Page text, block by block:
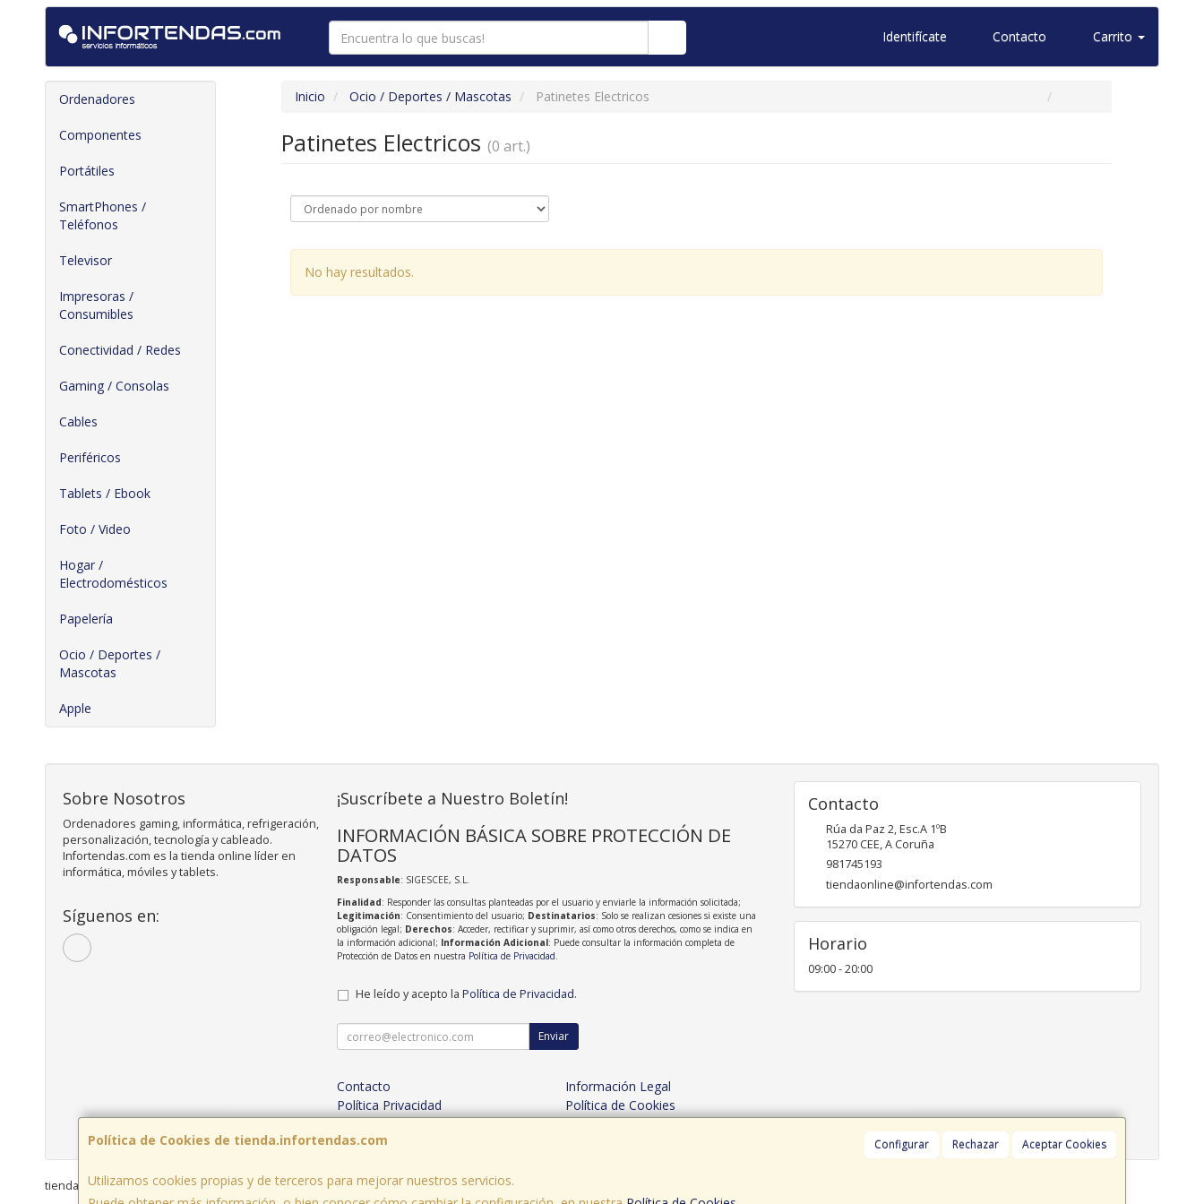
Identifícate Contacto Carrito
Ordenadores
Componentes
Portátiles
SmartPhones /
Teléfonos
Televisor
Impresoras /
Consumibles
Conectividad / Redes
Gaming / Consolas
Cables
Periféricos
Tablets / Ebook
Foto / Video
Hogar /
Electrodomésticos
Papelería
Ocio / Deportes /
Mascotas
Apple
Inicio Ocio / Deportes / Mascotas Patinetes Electricos
Patinetes Electricos (0 art.)
No hay resultados.
Política de Cookies de tienda.infortendas.com Configurar Rechazar Aceptar Cookies
Utilizamos cookies propias y de terceros para mejorar nuestros servicios.
Sobre Nosotros
Ordenadores gaming, informática, refrigeración,
personalización, tecnología y cableado.
Infortendas.com es la tienda online líder en
informática, móviles y tablets.
Síguenos en:
¡Suscríbete a Nuestro Boletín!
INFORMACIÓN BÁSICA SOBRE PROTECCIÓN DE
DATOS
Responsable: SIGESCEE, S.L.
Finalidad: Responder las consultas planteadas por el usuario y enviarle la información solicitada;
Legitimación: Consentimiento del usuario; Destinatarios: Solo se realizan cesiones si existe una
obligación legal; Derechos: Acceder, rectificar y suprimir, así como otros derechos, como se indica en
la información adicional; Información Adicional: Puede consultar la información completa de
Protección de Datos en nuestra Política de Privacidad.
He leído y acepto la Política de Privacidad.
Enviar
Contacto
Información Legal
Política Privacidad
Política de Cookies
Condiciones de Compra
Formas de Pago
Contacto
Rúa da Paz 2, Esc.A 1ºB
15270 CEE,A Coruña
981745193
tiendaonline@infortendas.com
Horario
09:00 - 20:00
tienda.infortendas.com © 2026